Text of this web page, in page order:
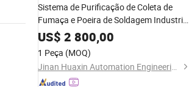
Sistema de Purificação de Coleta de
Fumaça e Poeira de Soldagem Industrial
Portátil
US$ 2 800,00
1 Peça (MOQ)
Jinan Huaxin Automation Engineering Co., Ltd.